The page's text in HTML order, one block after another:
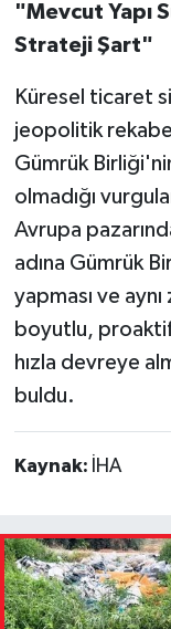
"Mevcut Yapı
Strateji Şart"
Küresel ticaret
jeopolitik
Gümrük
olmadığı
Avrupa
adına Gümrük
yapması ve
boyutlu,
hızla devreye
buldu.
Kaynak: İHA